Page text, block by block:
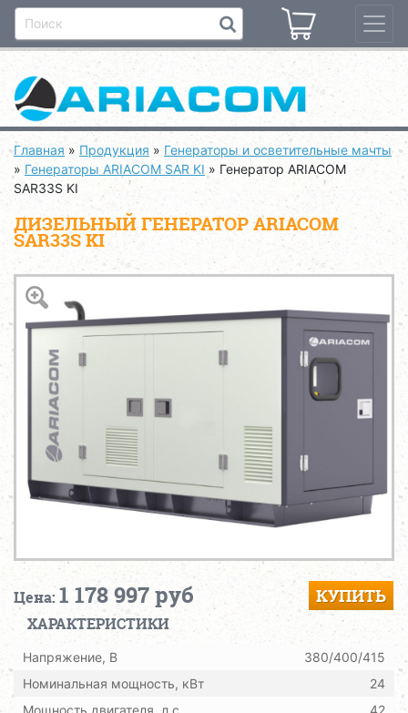
Главная » Продукция » Генераторы и осветительные мачты
» Генераторы ARIACOM SAR KI » Генератор ARIACOM
SAR33S KI
ДИЗЕЛЬНЫЙ ГЕНЕРАТОР ARIACOM
SAR33S KI
Цена: 1 178 997 руб КУПИТЬ
ХАРАКТЕРИСТИКИ
Напряжение, В
380/400/415
Номинальная мощность, кВт
24
Мощность двигателя, л.с.
42